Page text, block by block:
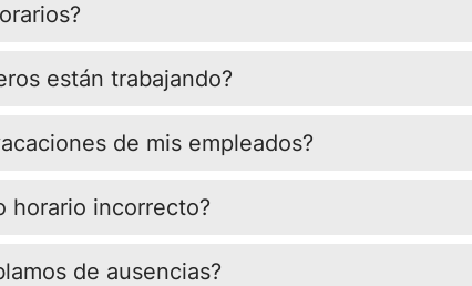
están trabajando?
de mis empleados?
horario incorrecto?
de ausencias?